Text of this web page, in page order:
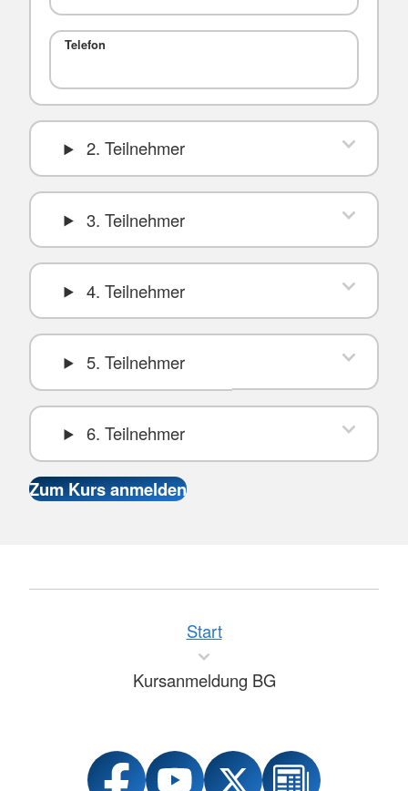
Telefon
2. Teilnehmer
3. Teilnehmer
4. Teilnehmer
5. Teilnehmer
6. Teilnehmer
Start
Kursanmeldung BG